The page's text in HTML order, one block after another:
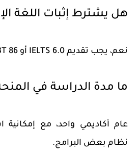
هل يشترط إثبات اللغة
نعم، يجب تقديم IELTS 6.0 أو TOEFL iBT 86 كحد أدنى.
ما مدة الدراسة في
عام أكاديمي واحد، مع
نظام بعض البرامج.